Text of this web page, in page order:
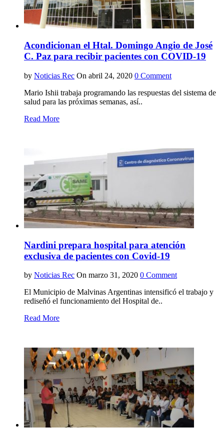
Acondicionan el Htal. Domingo Angio de José
C. Paz para recibir pacientes con COVID-19
by Noticias Rec On abril 24, 2020 0 Comment
Mario Ishii trabaja programando las respuestas del sistema de
salud para las próximas semanas, así..
Read More
Nardini prepara hospital para atención
exclusiva de pacientes con Covid-19
by Noticias Rec On marzo 31, 2020 0 Comment
El Municipio de Malvinas Argentinas intensificó el trabajo y
rediseñó el funcionamiento del Hospital de..
Read More